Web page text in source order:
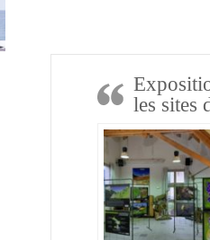
les sites